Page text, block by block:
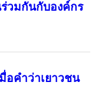
วมกันกับองค์กร
อคำว่าเยาวชน